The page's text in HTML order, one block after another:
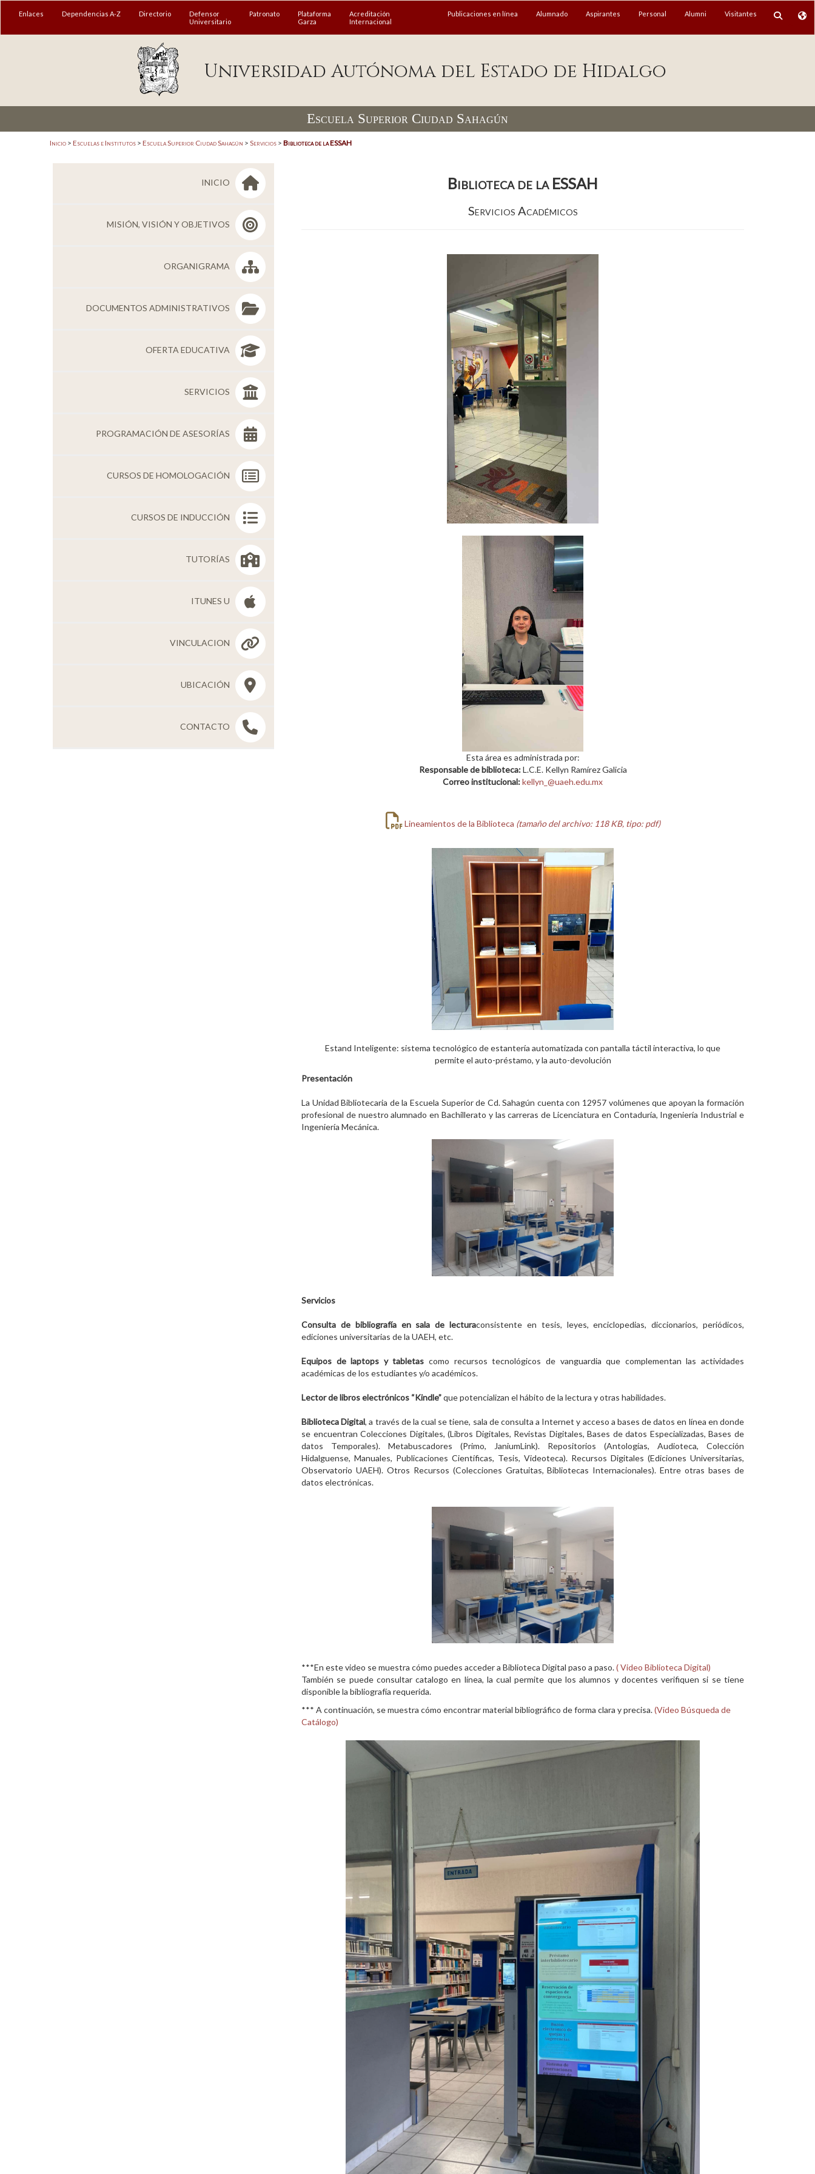
MENÚ
Plataforma Garza
Enlaces Dependencias A-Z Directorio
Defensor
Universitario
Patronato
Plataforma
Garza
Acreditación
Internacional
Publicaciones en línea Alumnado Aspirantes Personal Alumni Visitantes
Universidad Autónoma del Estado de Hidalgo
Escuela Superior Ciudad Sahagún
Inicio > Escuelas e Institutos > Escuela Superior Ciudad Sahagún > Servicios > Biblioteca de la ESSAH
INICIO
MISIÓN, VISIÓN Y OBJETIVOS
ORGANIGRAMA
DOCUMENTOS ADMINISTRATIVOS
OFERTA EDUCATIVA
SERVICIOS
PROGRAMACIÓN DE ASESORÍAS
CURSOS DE HOMOLOGACIÓN
CURSOS DE INDUCCIÓN
TUTORÍAS
ITUNES U
VINCULACION
UBICACIÓN
CONTACTO
Biblioteca de la ESSAH
Servicios Académicos
Esta área es administrada por:
Responsable de biblioteca:L.C.E. Kellyn Ramírez Galicia
Correo institucional:kellyn_@uaeh.edu.mx
Lineamientos de la Biblioteca (tamaño del archivo: 118 KB, tipo: pdf)
Estand Inteligente: sistema tecnológico de estantería automatizada con pantalla táctil interactiva, lo que
permite el auto-préstamo, y la auto-devolución
Presentación
La Unidad Bibliotecaria de la Escuela Superior de Cd. Sahagún cuenta con 12957 volúmenes que apoyan la formación
profesional de nuestro alumnado en Bachillerato y las carreras de Licenciatura en Contaduría, Ingeniería Industrial e
Ingeniería Mecánica.
Servicios
Consulta de bibliografía en sala de lecturaconsistente en tesis, leyes, enciclopedias, diccionarios, periódicos,
ediciones universitarias de la UAEH, etc.
Equipos de laptops y tabletas como recursos tecnológicos de vanguardia que complementan las actividades
académicas de los estudiantes y/o académicos.
Lector de libros electrónicos “Kindle”que potencializan el hábito de la lectura y otras habilidades.
Biblioteca Digital, a través de la cual se tiene, sala de consulta a Internet y acceso a bases de datos en línea en donde
se encuentran Colecciones Digitales, (Libros Digitales, Revistas Digitales, Bases de datos Especializadas, Bases de
datos Temporales). Metabuscadores (Primo, JaniumLink). Repositorios (Antologías, Audioteca, Colección
Hidalguense, Manuales, Publicaciones Científicas, Tesis, Videoteca). Recursos Digitales (Ediciones Universitarias,
Observatorio UAEH). Otros Recursos (Colecciones Gratuitas, Bibliotecas Internacionales). Entre otras bases de
datos electrónicas.
***En este video se muestra cómo puedes acceder a Biblioteca Digital paso a paso.( Video Biblioteca Digital)
También se puede consultar catalogo en línea, la cual permite que los alumnos y docentes verifiquen si se tiene
disponible la bibliografía requerida.
*** A continuación, se muestra cómo encontrar material bibliográfico de forma clara y precisa.(Video Búsqueda de
Catálogo)